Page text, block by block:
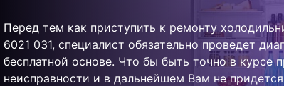
Перед тем как приступить к ремонту
6021 031, специалист обязательно проведет
бесплатной основе. Что бы быть точно в курсе
неисправности и в дальнейшем Вам не